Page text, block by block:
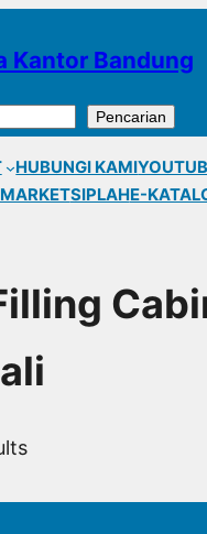
Kantor Bandung
Pencarian
HUBUNGI KAMI
SIPLAHE-